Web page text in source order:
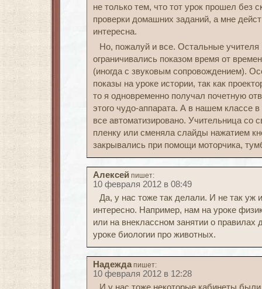
не только тем, что тот урок прошел без
проверки домашних заданий, а мне
интересна.
Но, пожалуй и все. Остальные учителя
ограничивались показом время от
(иногда с звуковым сопровождением).
показы на уроке истории, так как
то я одновременно получал почетную
этого чудо-аппарата. А в нашем классе
все автоматизировано. Учительница со
пленку или сменяла слайды нажатием
закрывались при помощи моторчика,
Алексей пишет:
10 февраля 2012 в 08:49
Да, у нас тоже так делали. И не так уж
интересно. Например, нам на уроке
или на внеклассном занятии о правилах
уроке биологии про животных.
Надежда пишет:
10 февраля 2012 в 12:28